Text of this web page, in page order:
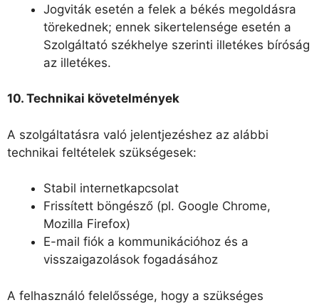
Jogviták esetén a felek a békés megoldásra
törekednek; ennek sikertelensége esetén a
Szolgáltató székhelye szerinti illetékes bíróság
az illetékes.
10. Technikai követelmények
A szolgáltatásra való jelentjezéshez az alábbi
technikai feltételek szükségesek:
Stabil internetkapcsolat
Frissített böngésző (pl. Google Chrome,
Mozilla Firefox)
E-mail fiók a kommunikációhoz és a
visszaigazolások fogadásához
A felhasználó felelőssége, hogy a szükséges